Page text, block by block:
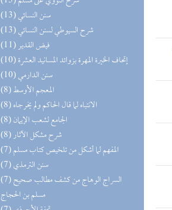
(13) سنن النسائي
(13) شرح السيوطي لسنن النسائي
(11) فيض القدير
(10) إتحاف الخيرة المهرة بزوائد المسانيد العشرة
(10) سنن الدارمي
(8) المعجم الأوسط
(8) الانتباه لما قال الحاكم ولم يخرجاه
(8) الجامع لشعب الإيمان
(8) شرح مشكل الآثار
(7) المفهم لما أشكل من تلخيص كتاب مسلم
(7) سنن الترمذي
(7) السراج الوهاج من كشف مطالب صحيح
مسلم بن الحجاج